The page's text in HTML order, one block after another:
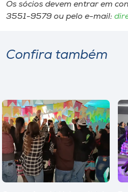
Rádio
Selecione
o idioma
Os sócios devem entrar em
3551-9579 ou pelo e-mail:
Confira também